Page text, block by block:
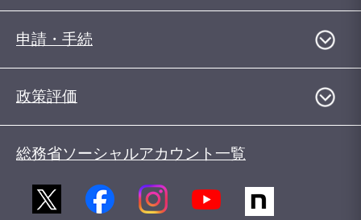
申請・手続
政策評価
総務省ソーシャルアカウント一覧